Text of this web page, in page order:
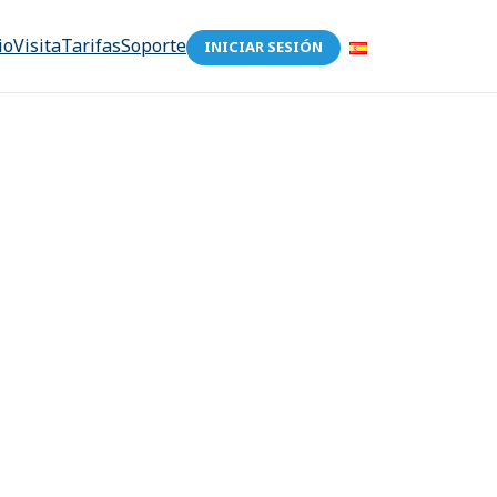
VisitaTarifasSoporte INICIAR SESIÓN